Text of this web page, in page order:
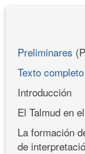
Preliminares
Texto
Introducción
El Talmud en
La formación
de